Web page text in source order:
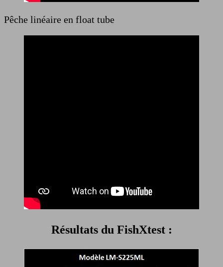
Pêche linéaire en float tube
Résultats du FishXtest :